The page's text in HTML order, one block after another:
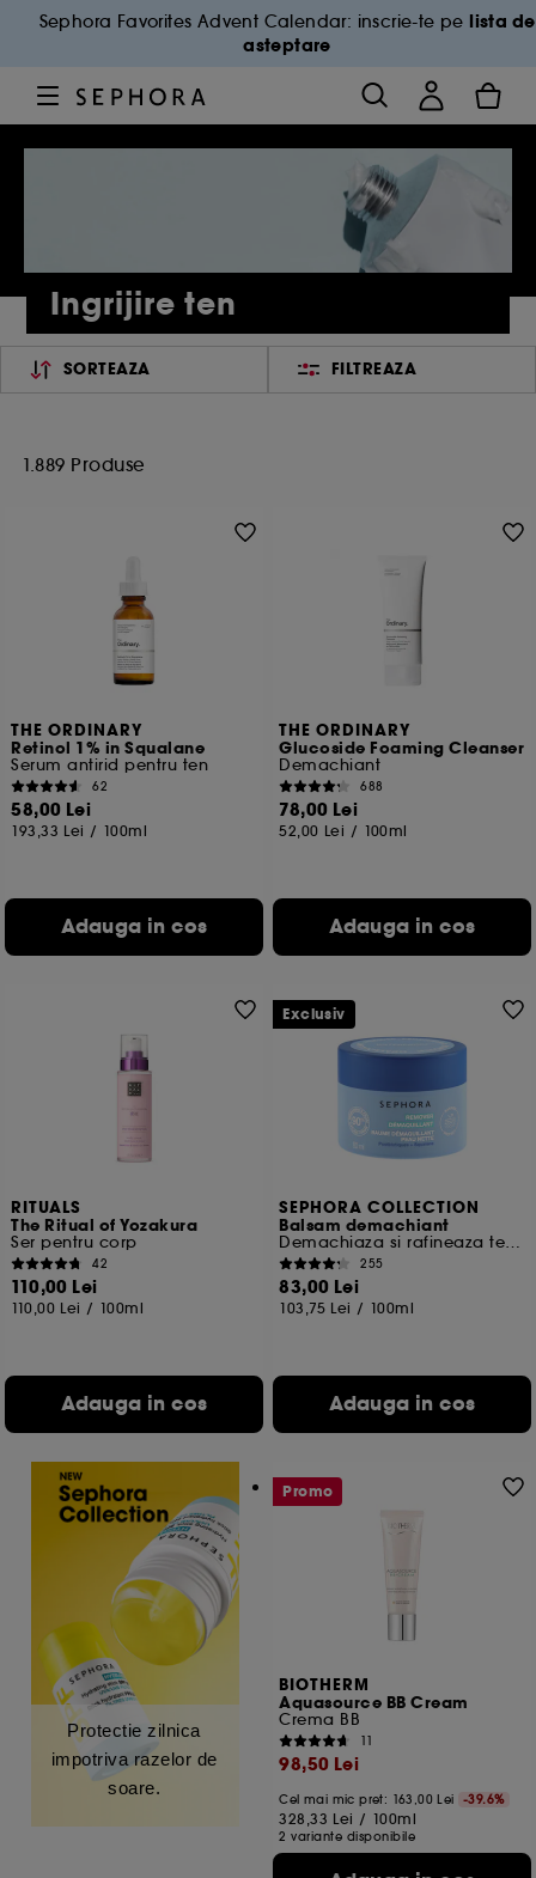
Sephora Favorites Advent Calendar: inscrie-te pe lista de
asteptare
Ingrijire ten
SORTEAZA FILTREAZA
1.889 Produse
THE ORDINARY
Retinol 1% in Squalane
Serum antirid pentru ten
62
58,00 Lei
193,33 Lei / 100ml
Adauga in cos
THE ORDINARY
Glucoside Foaming Cleanser
Demachiant
688
78,00 Lei
52,00 Lei / 100ml
Adauga in cos
RITUALS
The Ritual of Yozakura
Ser pentru corp
42
110,00 Lei
110,00 Lei / 100ml
Adauga in cos
SEPHORA COLLECTION
Balsam demachiant
Demachiaza si rafineaza textura pielii
255
83,00 Lei
103,75 Lei / 100ml
Adauga in cos
Exclusiv
Protectie zilnica
impotriva razelor de
soare.
BIOTHERM
Aquasource BB Cream
Crema BB
11
98,50 Lei
Cel mai mic pret: 163,00 Lei -39.6%
328,33 Lei / 100ml
2 variante disponibile
Promo